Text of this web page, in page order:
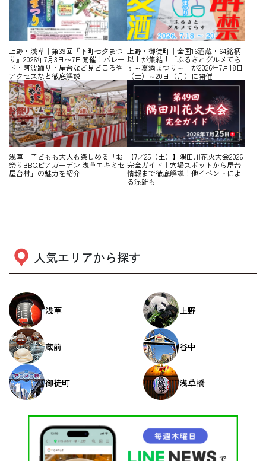
上野・浅草｜第39回『下町七夕まつ
り』2026年7月3日〜7日開催！パレー
ド・阿波踊り・屋台など見どころや
アクセスなど徹底解説
上野・御徒町｜全国16酒蔵・64銘柄
以上が集結！「ふるさとグルメてら
す～夏酒まつり～」が2026年7月18日
（土）～20日（月）に開催
浅草｜子どもも大人も楽しめる「お
祭りBBQビアガーデン 浅草エキミセ
屋台村」の魅力を紹介
【7／25（土）】隅田川花火大会2026
完全ガイド｜穴場スポットから屋台
情報まで徹底解説！他イベントによ
る混雑も
人気エリアから探す
浅草 上野
蔵前 谷中
御徒町 浅草橋